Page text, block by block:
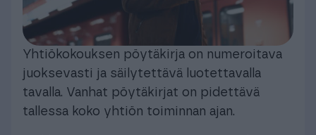
Yhtiökokouksen pöytäkirja on numeroitava
juoksevasti ja säilytettävä luotettavalla
tavalla. Vanhat pöytäkirjat on pidettävä
tallessa koko yhtiön toiminnan ajan.